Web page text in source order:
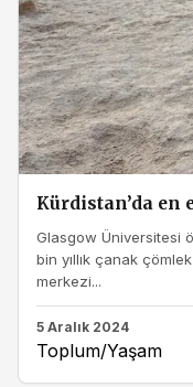
Kürdistan’da
Glasgow Üniversitesi
bin yıllık çanak
merkezi...
5 Aralık 2024
Toplum/Yaşam